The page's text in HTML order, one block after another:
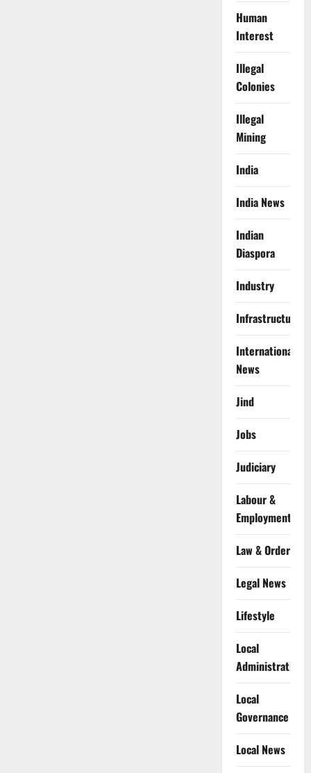
Human
Interest
Illegal
Colonies
Illegal
Mining
India
India News
Indian
Diaspora
Industry
Infrastructure
International
News
Jind
Jobs
Judiciary
Labour &
Employment
Law & Order
Legal News
Lifestyle
Local
Administration
Local
Governance
Local News